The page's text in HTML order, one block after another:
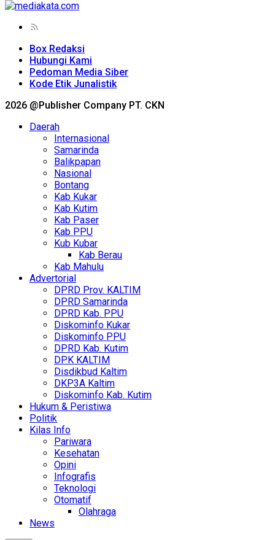
Box Redaksi
Hubungi Kami
Pedoman Media Siber
Kode Etik Junalistik
2026 @Publisher Company PT. CKN
Daerah
Internasional
Samarinda
Balikpapan
Nasional
Bontang
Kab Kukar
Kab Kutim
Kab Paser
Kab PPU
Kub Kubar
Kab Berau
Kab Mahulu
Advertorial
DPRD Prov. KALTIM
DPRD Samarinda
DPRD Kab. PPU
Diskominfo Kukar
Diskominfo PPU
DPRD Kab. Kutim
DPK KALTIM
Disdikbud Kaltim
DKP3A Kaltim
Diskominfo Kab. Kutim
Hukum & Peristiwa
Politik
Kilas Info
Pariwara
Kesehatan
Opini
Infografis
Teknologi
Otomatif
Olahraga
News